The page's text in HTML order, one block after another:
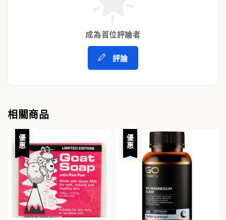
成為首位評論者
評論
相關商品
優惠 優惠